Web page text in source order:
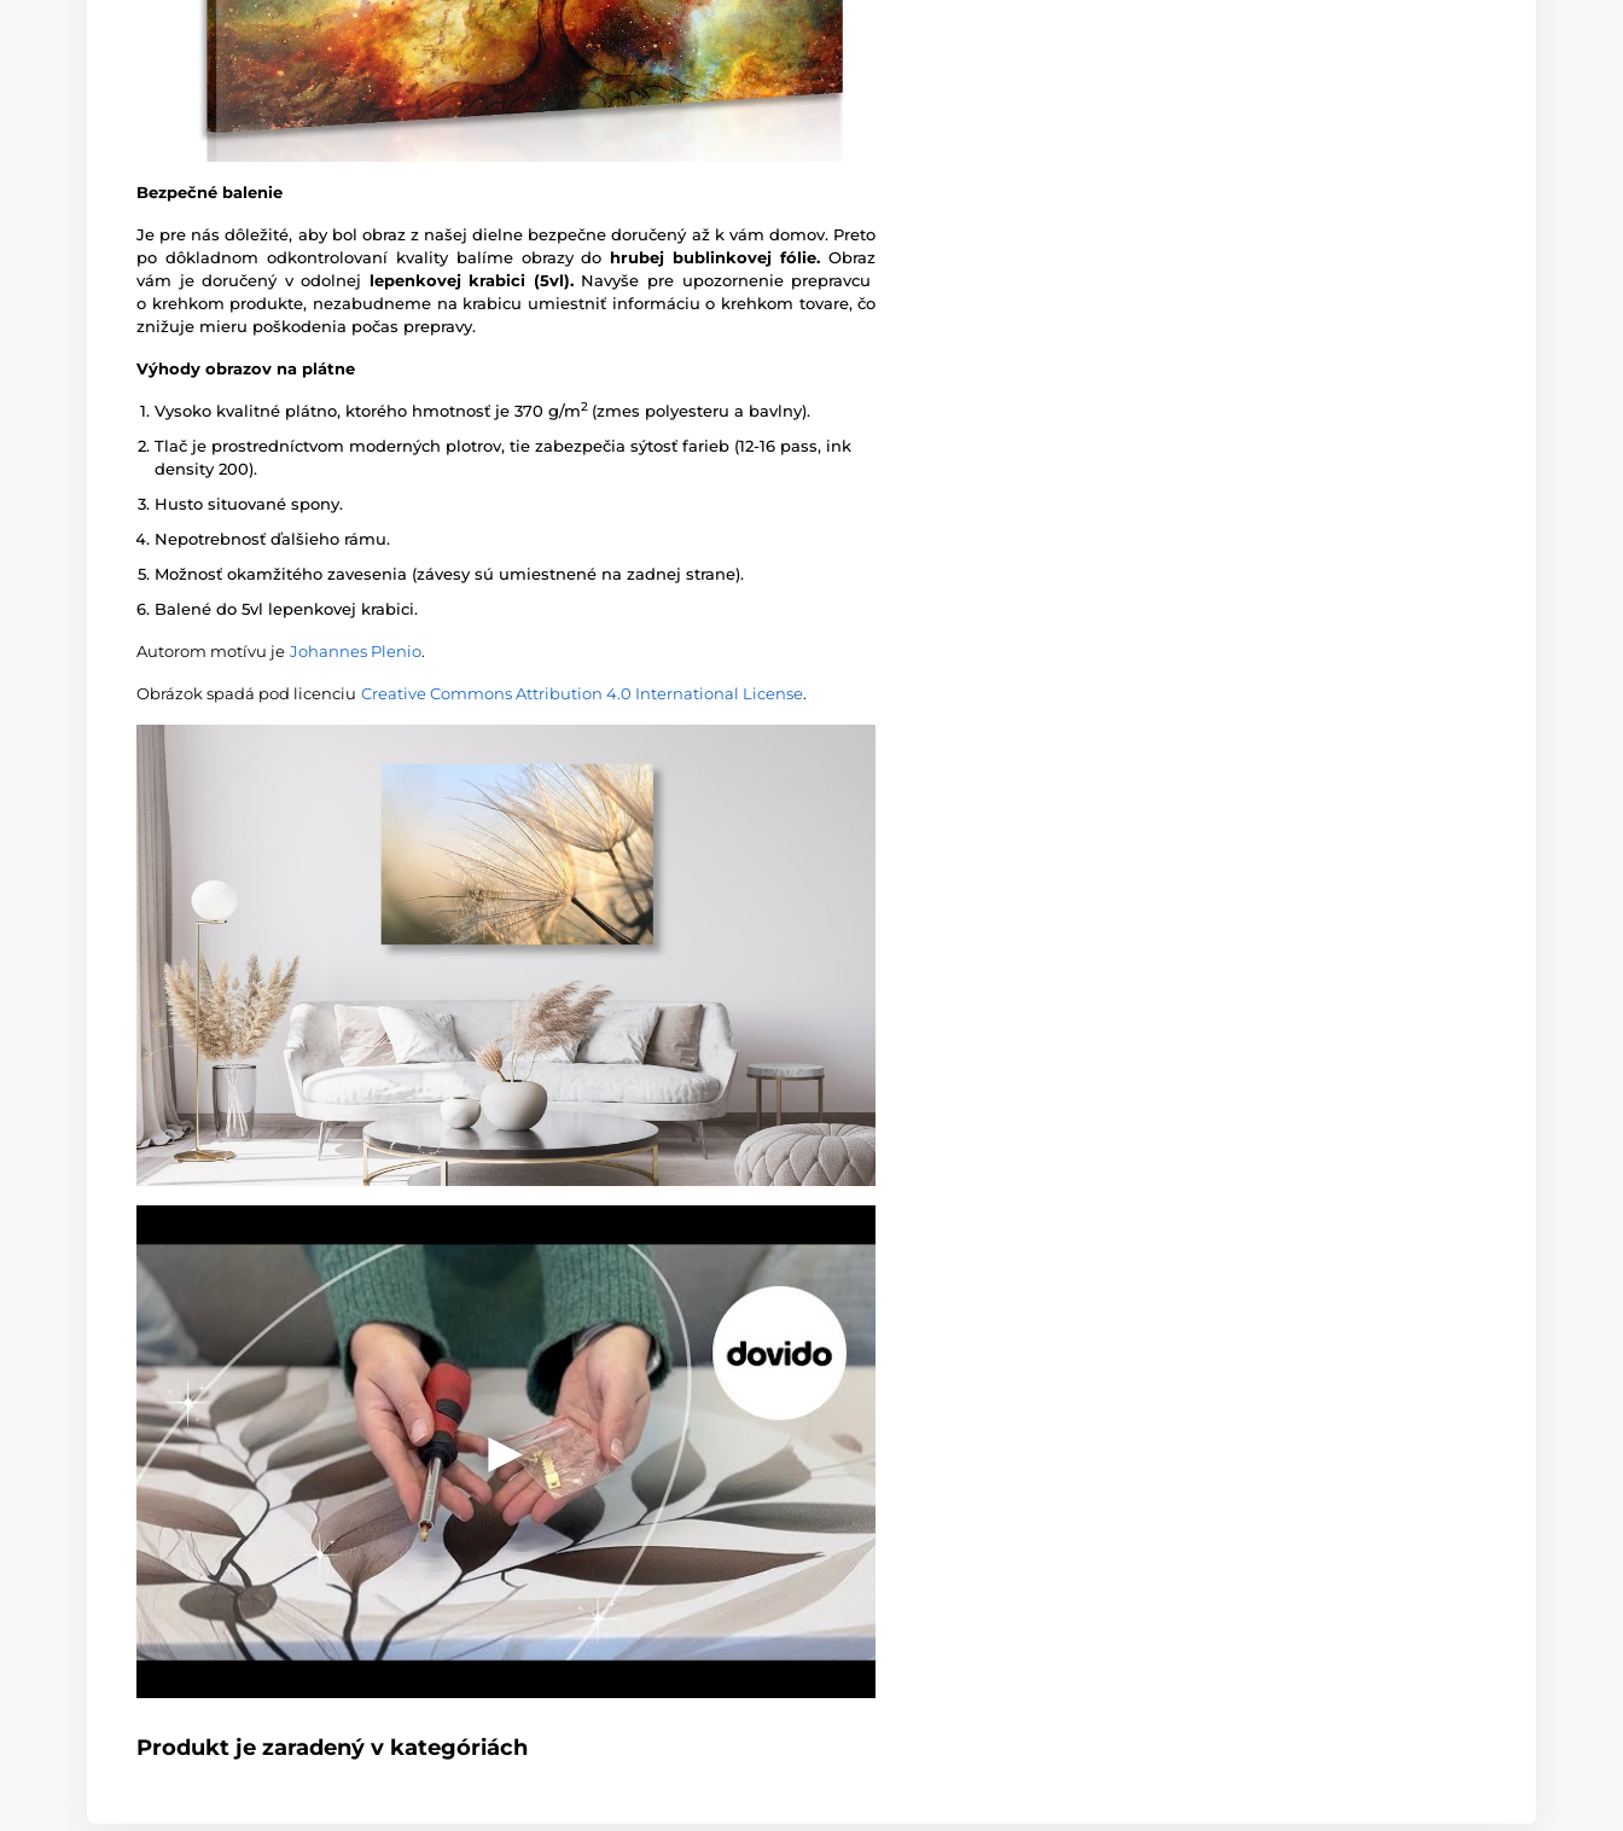
Bezpečné balenie
Je pre nás dôležité, aby bol obraz z našej dielne bezpečne doručený až k vám domov. Preto
po dôkladnom odkontrolovaní kvality balíme obrazy do hrubej bublinkovej fólie. Obraz
vám je doručený v odolnej lepenkovej krabici (5vl).Navyše pre upozornenie prepravcu
o krehkom produkte, nezabudneme na krabicu umiestniť informáciu o krehkom tovare, čo
znižuje mieru poškodenia počas prepravy.
Výhody obrazov na plátne
Vysoko kvalitné plátno, ktorého hmotnosť je 370 g/m2 (zmes polyesteru a bavlny).
Tlač je prostredníctvom moderných plotrov, tie zabezpečia sýtosť farieb (12-16 pass, ink
density 200).
Husto situované spony.
Nepotrebnosť ďalšieho rámu.
Možnosť okamžitého zavesenia (závesy sú umiestnené na zadnej strane).
Balené do 5vl lepenkovej krabici.
Autorom motívu je Johannes Plenio.
Obrázok spadá pod licenciu Creative Commons Attribution 4.0 International License.
Produkt je zaradený v kategóriách